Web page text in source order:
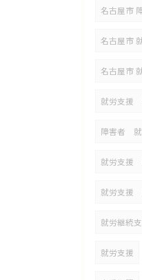
名古屋市
名古屋市
名古屋市
就労支援
障害者
就労支援
就労支援
就労継続
就労支援